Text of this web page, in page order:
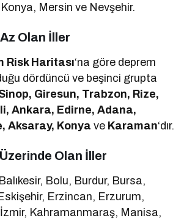
Mersin ve Nevşehir.
Olan İller
Risk Haritası‘na göre deprem
dördüncü ve beşinci grupta
Giresun, Trabzon, Rize,
Ankara, Edirne, Adana,
Aksaray, Konya ve Karaman‘dır.
Olan İller
Bolu, Burdur, Bursa,
Erzincan, Erzurum,
Kahramanmaraş, Manisa,